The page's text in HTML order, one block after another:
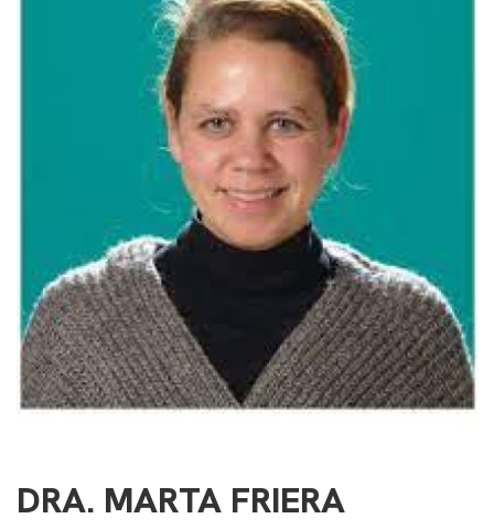
DRA. MARTA FRIERA